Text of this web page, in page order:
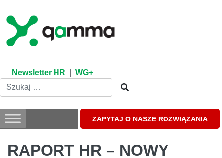
content
Newsletter HR WG+
ZAPYTAJ O NASZE ROZWIĄZANIA
RAPORT HR – NOWY